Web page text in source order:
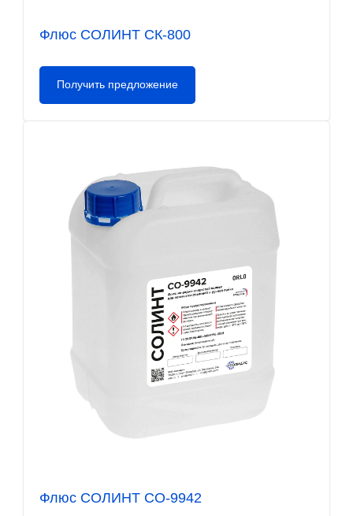
Флюс СОЛИНТ СК-800
Получить предложение
Флюс СОЛИНТ СО-9942